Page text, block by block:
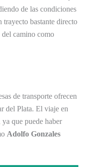
de las condiciones
bastante directo
camino como
de transporte ofrecen
del Plata. El viaje en
ya que puede haber
Adolfo Gonzales